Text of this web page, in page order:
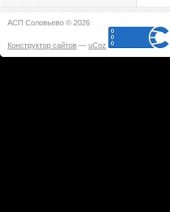
АСП Соловьево © 2026
Конструктор сайтов — uCoz